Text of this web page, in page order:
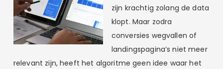
zijn krachtig zolang de data
klopt. Maar zodra
conversies wegvallen of
landingspagina’s niet meer
relevant zijn, heeft het algoritme geen idee waar het